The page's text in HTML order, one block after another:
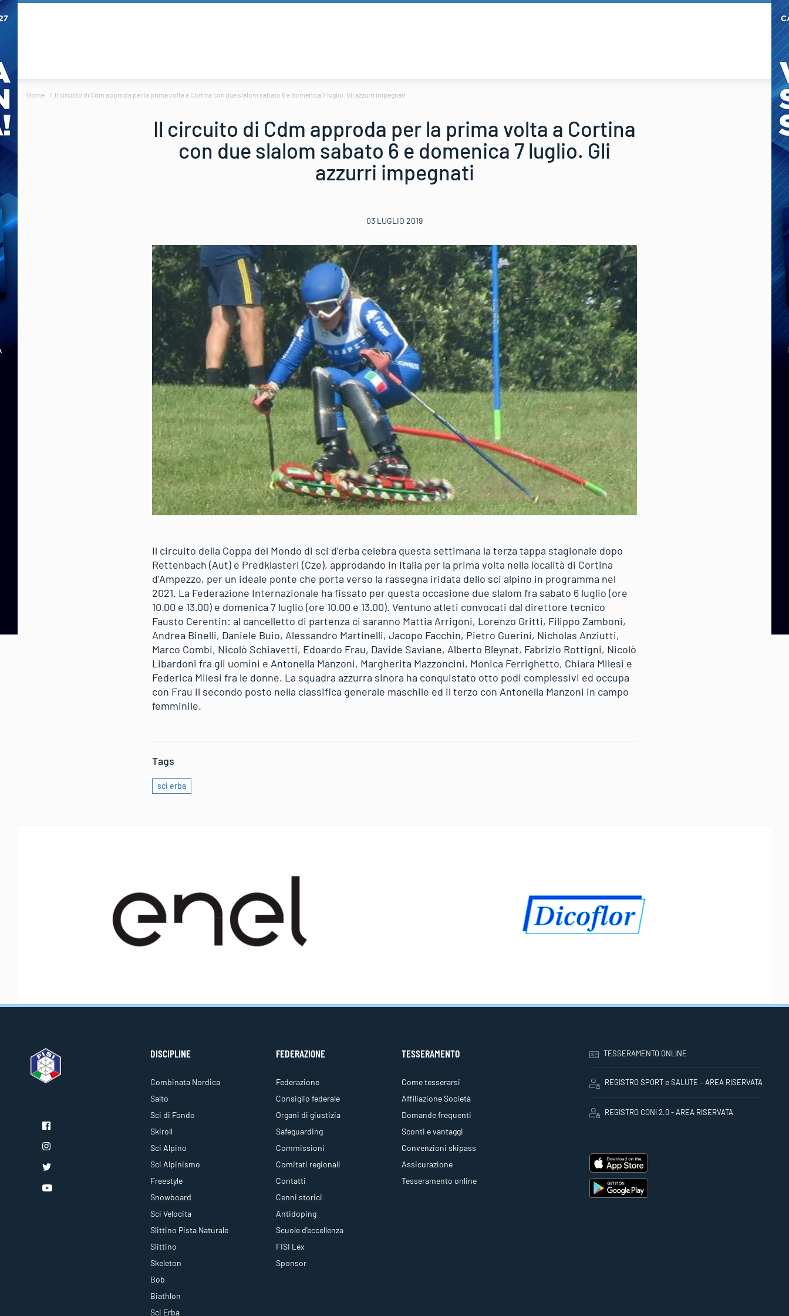
Home Il circuito di Cdm approda per la prima volta a Cortina con due slalom sabato 6 e domenica 7 luglio. Gli azzurri impegnati
Il circuito di Cdm approda per la prima volta a Cortina
con due slalom sabato 6 e domenica 7 luglio. Gli
azzurri impegnati
03 LUGLIO 2019
Il circuito della Coppa del Mondo di sci d’erba celebra questa settimana la terza tappa stagionale dopo
Rettenbach (Aut) e Predklasteri (Cze), approdando in Italia per la prima volta nella località di Cortina
d’Ampezzo, per un ideale ponte che porta verso la rassegna iridata dello sci alpino in programma nel
2021. La Federazione Internazionale ha fissato per questa occasione due slalom fra sabato 6 luglio (ore
10.00 e 13.00) e domenica 7 luglio (ore 10.00 e 13.00). Ventuno atleti convocati dal direttore tecnico
Fausto Cerentin: al cancelletto di partenza ci saranno Mattia Arrigoni, Lorenzo Gritti, Filippo Zamboni,
Andrea Binelli, Daniele Buio, Alessandro Martinelli, Jacopo Facchin, Pietro Guerini, Nicholas Anziutti,
Marco Combi, Nicolò Schiavetti, Edoardo Frau, Davide Saviane, Alberto Bleynat, Fabrizio Rottigni, Nicolò
Libardoni fra gli uomini e Antonella Manzoni, Margherita Mazzoncini, Monica Ferrighetto, Chiara Milesi e
Federica Milesi fra le donne. La squadra azzurra sinora ha conquistato otto podi complessivi ed occupa
con Frau il secondo posto nella classifica generale maschile ed il terzo con Antonella Manzoni in campo
femminile.
Tags
sci erba
DISCIPLINE
Combinata Nordica
Salto
Sci di Fondo
Skiroll
Sci Alpino
Sci Alpinismo
Freestyle
Snowboard
Sci Velocita
Slittino Pista Naturale
Slittino
Skeleton
Bob
Biathlon
Sci Erba
FEDERAZIONE
Federazione
Consiglio federale
Organi di giustizia
Safeguarding
Commissioni
Comitati regionali
Contatti
Cenni storici
Antidoping
Scuole d'eccellenza
FISI Lex
Sponsor
TESSERAMENTO
Come tesserarsi
Affiliazione Società
Domande frequenti
Sconti e vantaggi
Convenzioni skipass
Assicurazione
Tesseramento online
TESSERAMENTO ONLINE
REGISTRO SPORT e SALUTE – AREA RISERVATA
REGISTRO CONI 2.0 - AREA RISERVATA